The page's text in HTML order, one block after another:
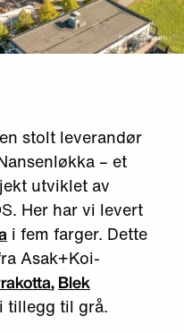
stolt leverandør
– et
utviklet av
Her har vi levert
i fem farger. Dette
Asak+Koi-
, Blek
tillegg til grå.